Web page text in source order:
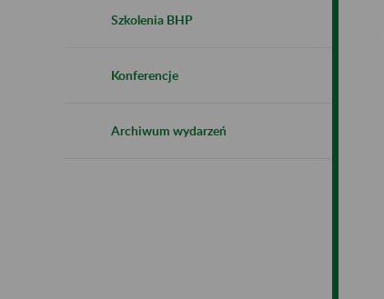
Szkolenia BHP
Konferencje
Archiwum wydarzeń